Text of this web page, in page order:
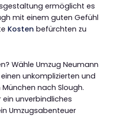
ermöglicht es
mit einem guten Gefühl
Kosten befürchten zu
Wähle Umzug Neumann
unkomplizierten und
nach Slough.
unverbindliches
Umzugsabenteuer